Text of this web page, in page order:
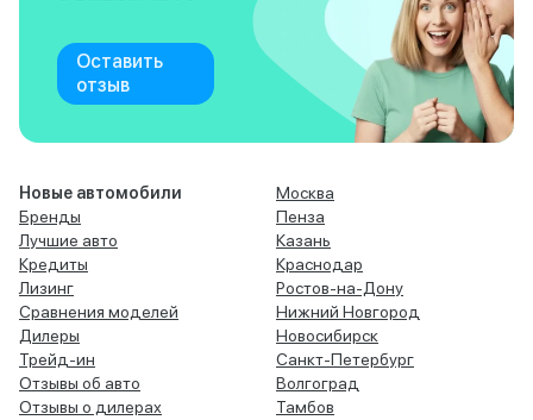
Оставить
отзыв
Новые автомобили
Бренды
Лучшие авто
Кредиты
Лизинг
Сравнения моделей
Дилеры
Трейд-ин
Отзывы об авто
Отзывы о дилерах
Москва
Пенза
Казань
Краснодар
Ростов-на-Дону
Нижний Новгород
Новосибирск
Санкт-Петербург
Волгоград
Тамбов